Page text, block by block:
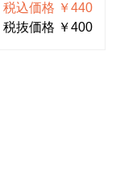
税込価格 ￥440
税抜価格 ￥400